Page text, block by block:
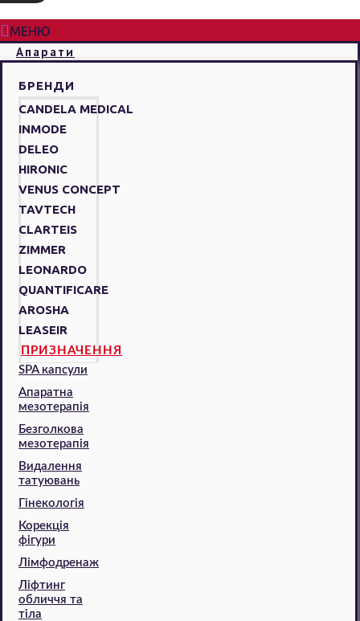
МЕНЮ
Апарати
БРЕНДИ
CANDELA MEDICAL
INMODE
DELEO
HIRONIC
VENUS CONCEPT
TAVTECH
CLARTEIS
ZIMMER
LEONARDO
QUANTIFICARE
AROSHA
LEASEIR
ПРИЗНАЧЕННЯ
SPA капсули
Апаратна
мезотерапія
Безголкова
мезотерапія
Видалення
татуювань
Гінекологія
Корекція
фігури
Лімфодренаж
Ліфтинг
обличчя та
тіла